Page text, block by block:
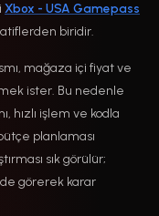
Xbox - USA Gamepass
biridir.
mağaza içi fiyat ve
ister. Bu nedenle
hızlı işlem ve kodla
planlaması
sık görülür;
görerek karar